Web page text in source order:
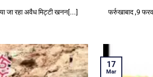
जा रहा अवैध मिट्टी खनन[...] फर्रुखाबाद ,9
17
Mar